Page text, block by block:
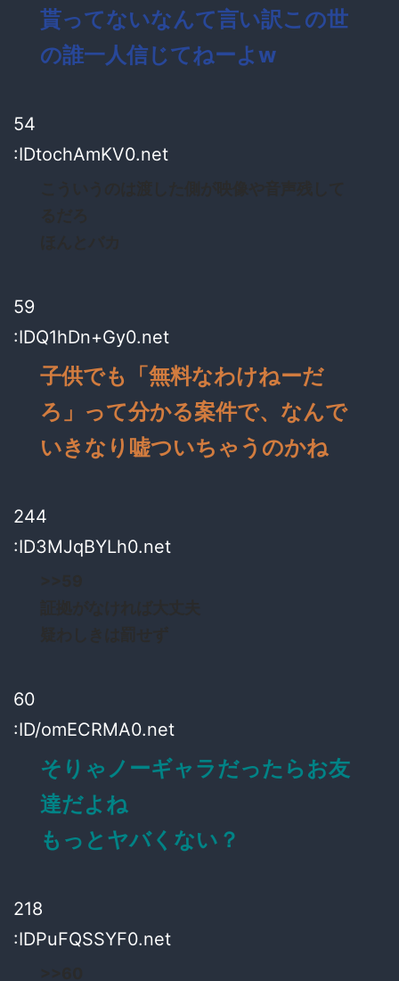
貰ってないなんて言い訳この世
の誰一人信じてねーよw
54
:IDtochAmKV0.net
59
:IDQ1hDn+Gy0.net
子供でも「無料なわけねーだ
ろ」って分かる案件で、なんで
いきなり嘘ついちゃうのかね
244
:ID3MJqBYLh0.net
60
:ID/omECRMA0.net
そりゃノーギャラだったらお友
達だよね
もっとヤバくない？
218
:IDPuFQSSYF0.net